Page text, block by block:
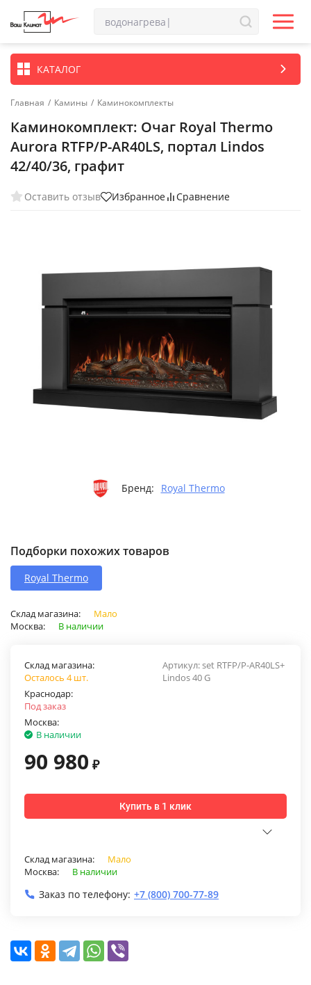
КАТАЛОГ
Главная / Камины / Каминокомплекты
Каминокомплект: Очаг Royal Thermo
Aurora RTFP/P-AR40LS, портал Lindos
42/40/36, графит
Оставить отзыв Избранное Сравнение
Бренд: Royal Thermo
Подборки похожих товаров
Royal Thermo
Склад магазина:
Мало
Москва:
В наличии
Артикул:set RTFP/P-AR40LS+
Lindos 40 G
Склад магазина:
Осталось 4 шт.
Краснодар:
Под заказ
Москва:
В наличии
90 980 ₽
Купить в 1 клик
Склад магазина:
Мало
Москва:
В наличии
Заказ по телефону: +7 (800) 700-77-89